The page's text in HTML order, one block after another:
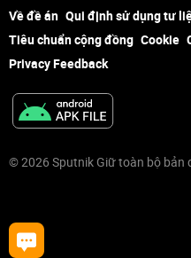
Về đề án Qui định sử dụng tư
Tiêu chuẩn cộng đồng Cookie
Privacy Feedback
© 2026 Sputnik Giữ toàn bộ bản